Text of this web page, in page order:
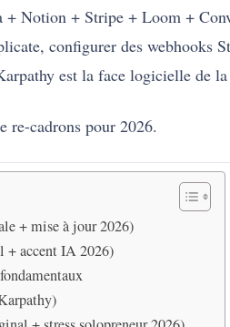
+ Notion + Stripe + Loom +
configurer des webhooks
est la face logicielle de
re-cadrons pour 2026.
+ mise à jour 2026)
+ accent IA 2026)